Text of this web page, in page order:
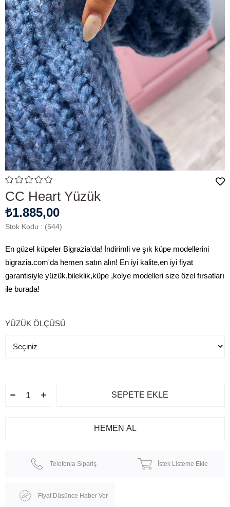
CC Heart Yüzük
₺1.885,00
Stok Kodu (544)
En güzel küpeler Bigrazia'da! İndirimli ve şık küpe modellerini
bigrazia.com'da hemen satın alın! En iyi kalite,en iyi fiyat
garantisiyle yüzük,bileklik,küpe ,kolye modelleri size özel fırsatları
ile burada!
YÜZÜK ÖLÇÜSÜ
Telefonla Sipariş İstek Listeme Ekle
Fiyat Düşünce Haber Ver